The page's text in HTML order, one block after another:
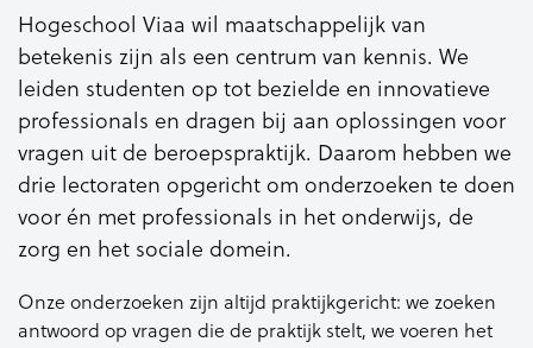
Hogeschool Viaa wil maatschappelijk van
betekenis zijn als een centrum van kennis. We
leiden studenten op tot bezielde en innovatieve
professionals en dragen bij aan oplossingen voor
vragen uit de beroepspraktijk. Daarom hebben we
drie lectoraten opgericht om onderzoeken te doen
voor én met professionals in het onderwijs, de
zorg en het sociale domein.
Onze onderzoeken zijn altijd praktijkgericht: we zoeken
antwoord op vragen die de praktijk stelt, we voeren het